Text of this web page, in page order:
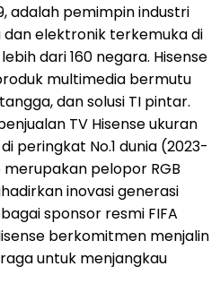
adalah pemimpin industri
elektronik terkemuka di
dari 160 negara. Hisense
multimedia bermutu
dan solusi TI pintar.
TV Hisense ukuran
peringkat No.1 dunia (2023-
pelopor RGB
inovasi generasi
sponsor resmi FIFA
berkomitmen menjalin
untuk menjangkau